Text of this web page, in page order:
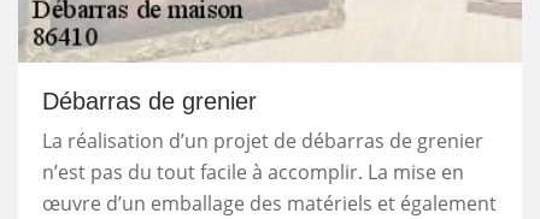
Débarras de grenier
La réalisation d’un projet de débarras de grenier
n’est pas du tout facile à accomplir. La mise en
œuvre d’un emballage des matériels et également